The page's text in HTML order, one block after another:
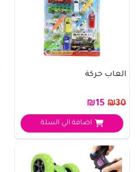
العاب حركة
₪30
اضافة الي السلة